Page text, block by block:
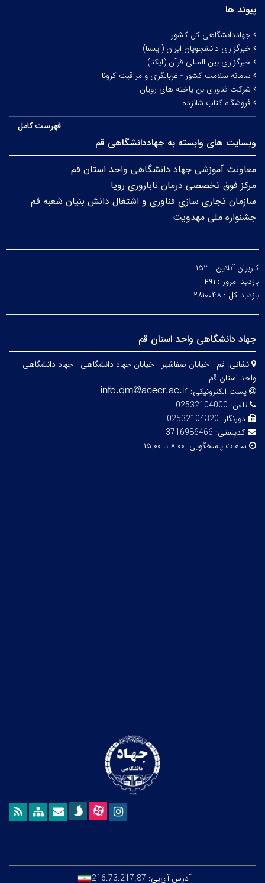
پیوند ها
جهاددانشگاهی کل کشور
خبرگزاری دانشجویان ایران (ایسنا)
خبرگزاری بین المللی قرآن (ایکنا)
سامانه سلامت کشور - غربالگری و مراقبت کرونا
شرکت فناوری بن یاخته های رویان
فروشگاه کتاب شانزده
فهرست کامل
وبسایت های وابسته به جهاددانشگاهی قم
معاونت آموزشی جهاد دانشگاهی واحد استان قم
مرکز فوق تخصصی درمان ناباروری رویا
سازمان تجاری سازی فناوری و اشتغال دانش بنیان شعبه قم
جشنواره ملی مهدویت
کاربران آنلاین : ۱۵۳
بازدید امروز : ۴۹۱
بازدید کل : ۲۸۱۰۰۴۸
جهاد دانشگاهی واحد استان قم
نشانی: قم - خیابان صفاشهر - خیابان جهاد دانشگاهی - جهاد دانشگاهی
واحد استان قم
پست الکترونیکی:
تلفن: 02532104000
دورنگار: 02532104320
کدپستی: 3716986466
ساعات پاسخگویی: ۸:۰۰ تا ۱۵:۰۰
آدرس آی‌پی: 216.73.217.87